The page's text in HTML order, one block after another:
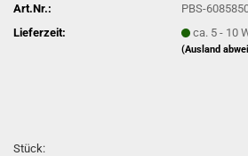
Art.Nr.:
PBS-
Lieferzeit:
ca. 5 - 10
(Ausland
Stück: